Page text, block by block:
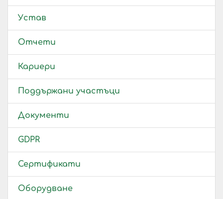
Устав
Отчети
Кариери
Поддържани участъци
Документи
GDPR
Сертификати
Оборудване